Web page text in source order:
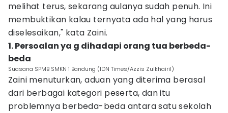
melihat terus, sekarang aulanya sudah penuh. Ini
membuktikan kalau ternyata ada hal yang harus
diselesaikan," kata Zaini.
1. Persoalan ya g dihadapi orang tua berbeda-
beda
Suasana SPMB SMKN 1 Bandung (IDN Times/Azzis Zulkhairil)
Zaini menuturkan, aduan yang diterima berasal
dari berbagai kategori peserta, dan itu
problemnya berbeda-beda antara satu sekolah